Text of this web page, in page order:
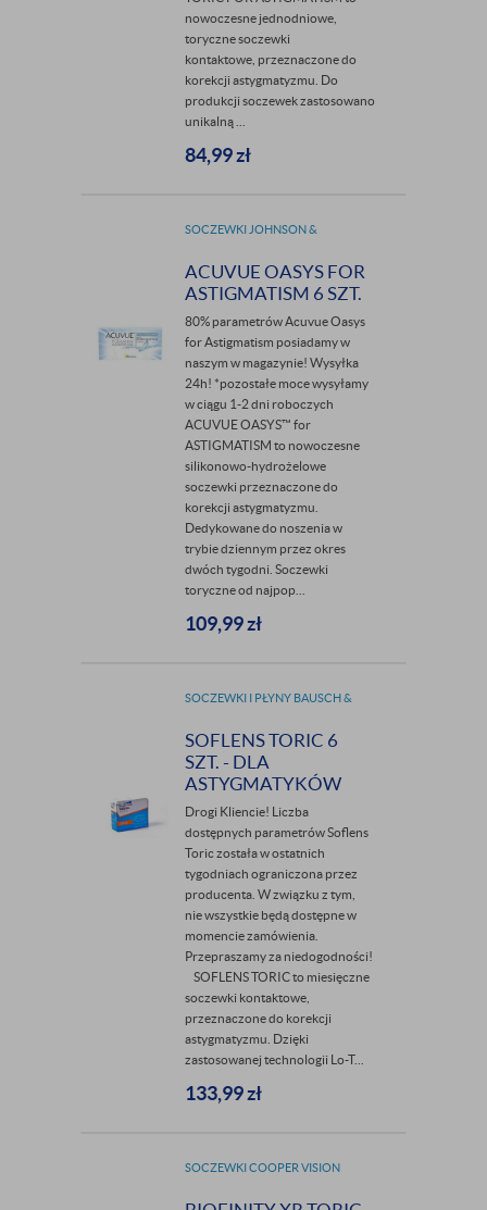
nowoczesne jednodniowe,
toryczne soczewki
kontaktowe, przeznaczone do
korekcji astygmatyzmu. Do
produkcji soczewek zastosowano
unikalną ...
84,99zł
SOCZEWKI JOHNSON &
ACUVUE OASYS FOR
ASTIGMATISM 6 SZT.
80% parametrów Acuvue Oasys
for Astigmatism posiadamy w
naszym w magazynie! Wysyłka
24h! *pozostałe moce wysyłamy
w ciągu 1-2 dni roboczych
ACUVUE OASYS™ for
ASTIGMATISM to nowoczesne
silikonowo-hydrożelowe
soczewki przeznaczone do
korekcji astygmatyzmu.
Dedykowane do noszenia w
trybie dziennym przez okres
dwóch tygodni. Soczewki
toryczne od najpop...
109,99zł
SOCZEWKI I PŁYNY BAUSCH &
SOFLENS TORIC 6
SZT. - DLA
ASTYGMATYKÓW
Drogi Kliencie! Liczba
dostępnych parametrów Soflens
Toric została w ostatnich
tygodniach ograniczona przez
producenta. W związku z tym,
nie wszystkie będą dostępne w
momencie zamówienia.
Przepraszamy za niedogodności!
SOFLENS TORIC to miesięczne
soczewki kontaktowe,
przeznaczone do korekcji
astygmatyzmu. Dzięki
zastosowanej technologii Lo-T...
133,99zł
SOCZEWKI COOPER VISION